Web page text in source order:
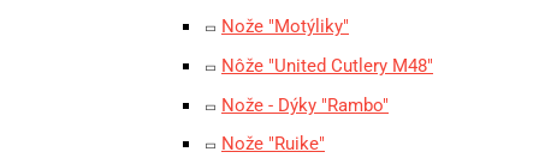
Nože "Motýliky"
Nôže "United Cutlery M48"
Nože - Dýky "Rambo"
Nože "Ruike"